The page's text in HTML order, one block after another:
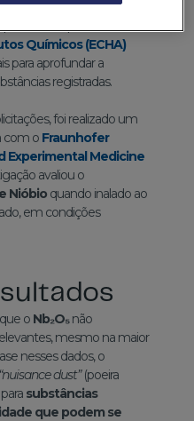
químicas
Químicos (ECHA)
para aprofundar a
registradas.
foi realizado um
com o Fraunhofer
Experimental Medicine
avaliou o
Nióbio quando inalado ao
em condições
o Nb₂O₅não
mesmo na maior
nesses dados, o
“nuisance dust”(poeira
substâncias
que podem se